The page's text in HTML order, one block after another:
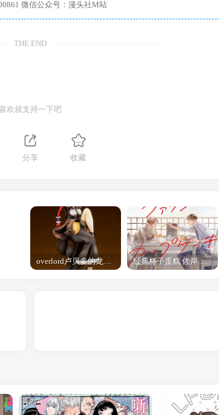
7、带你进入绅士内部，畅所欲言，释放最真实的自我官方qq群：167200861 微信公众号：漫头社M站
THE END
欢就支持一下吧
分享 收藏
overlord卢贝多的龙王谁厉害 「Overlord」露普斯蕾琪娜·贝塔手办开订 经典杯子蛋糕 佐岸 漫画「经典杯子蛋糕」宣布真人日剧化